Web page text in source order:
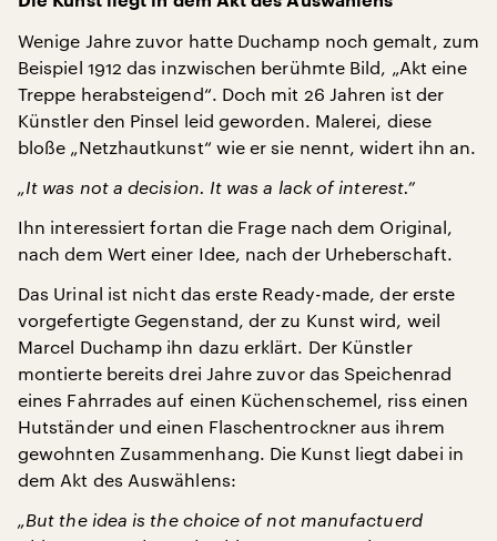
Wenige Jahre zuvor hatte Duchamp noch gemalt, zum
Beispiel 1912 das inzwischen berühmte Bild, „Akt eine
Treppe herabsteigend“. Doch mit 26 Jahren ist der
Künstler den Pinsel leid geworden. Malerei, diese
bloße „Netzhautkunst“ wie er sie nennt, widert ihn an.
„It was not a decision. It was a lack of interest.”
Ihn interessiert fortan die Frage nach dem Original,
nach dem Wert einer Idee, nach der Urheberschaft.
Das Urinal ist nicht das erste Ready-made, der erste
vorgefertigte Gegenstand, der zu Kunst wird, weil
Marcel Duchamp ihn dazu erklärt. Der Künstler
montierte bereits drei Jahre zuvor das Speichenrad
eines Fahrrades auf einen Küchenschemel, riss einen
Hutständer und einen Flaschentrockner aus ihrem
gewohnten Zusammenhang. Die Kunst liegt dabei in
dem Akt des Auswählens:
„But the idea is the choice of not manufactuerd